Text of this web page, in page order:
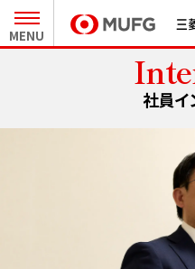
MENU
27卒新
インター
MURCについて
社員イ